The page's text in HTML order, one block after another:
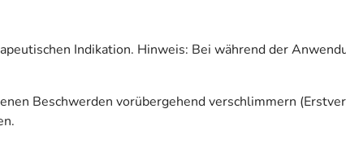
Indikation. Hinweis: Bei während der
Beschwerden vorübergehend verschlimmern